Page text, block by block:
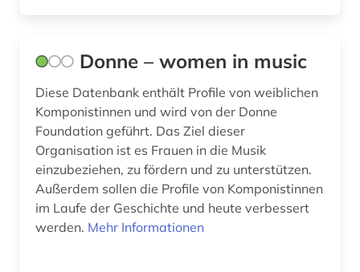
brandt (1)
braunkohle (1)
braunschweig (1)
breda (1)
bremen (2)
Donne – women in music
Diese Datenbank enthält Profile von weiblichen
Komponistinnen und wird von der Donne
Foundation geführt. Das Ziel dieser
Organisation ist es Frauen in die Musik
einzubeziehen, zu fördern und zu unterstützen.
Außerdem sollen die Profile von Komponistinnen
im Laufe der Geschichte und heute verbessert
werden. Mehr Informationen